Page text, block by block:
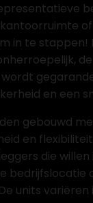
in te stappen!
en een
gebouwd
en
die
bedrijfslocatie
units